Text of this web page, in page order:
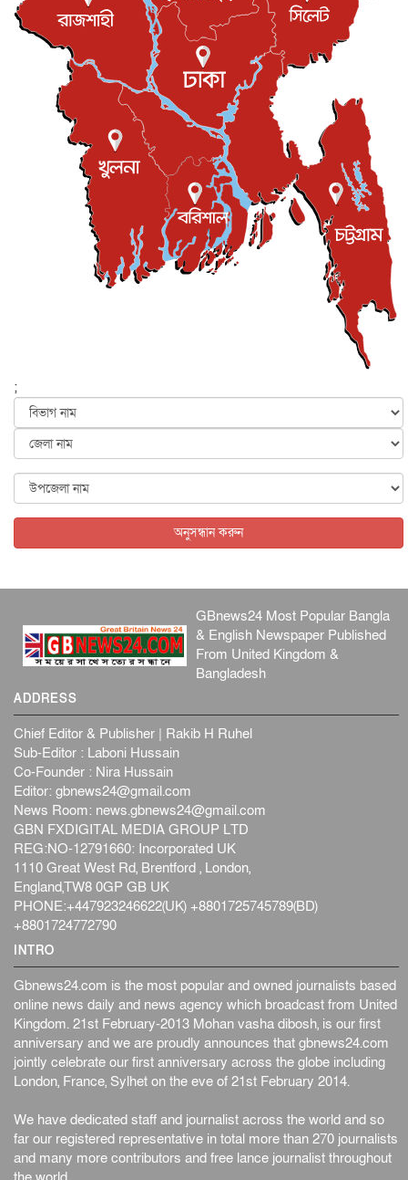
বিনোদন ৮ আগস্ট, ২০২৬
রিয়ালকে ‘না’ বলা রদ্রির জন্য বার্সার কাছে কত চাইল ম্যানসিটি
খেলাধুলা
শিল্পকলায় চলচ্চিত্র উৎসব, বিনা মূল্যে দেখা যাবে ৬ সিনেমা
বিনোদন ৮ আগস্ট, ২০২৬
ইস্ট লন্ডন মসজিদের জুমার খুতবা : “কুরআন হোক জীবন দেখার
লেন্স...
ইসলাম ও জীবন ৭ আগস্ট, ২০২৬
সিলেটের কন্যা মোহিনী রশিদ এনওয়াইপিডির উচ্চপদস্থ কর্মকর্তা
দেশজুড়ে ৬ আগস্ট, ২০২৬
আজ থেকে সবার জন্য উন্মুক্ত জুলাই স্মৃতি জাদুঘর
৬ আগস্ট, ২০২৬
৬ আগস্ট, ২০২৬
জুলাইয়ের কৃতিত্ব নেওয়ার জন্য সবাই প্রতিযোগিতায় নেমেছে :
৬ আগস্ট, ২০২৬
৬ আগস্ট, ২০২৬
;
অনুসন্ধান করুন
GBnews24 Most Popular Bangla
& English Newspaper Published
From United Kingdom &
Bangladesh
ADDRESS
Chief Editor & Publisher | Rakib H Ruhel
Sub-Editor : Laboni Hussain
Co-Founder : Nira Hussain
Editor: gbnews24@gmail.com
News Room: news.gbnews24@gmail.com
GBN FXDIGITAL MEDIA GROUP LTD
REG:NO-12791660: Incorporated UK
1110 Great West Rd, Brentford , London,
England,TW8 0GP GB UK
PHONE:+447923246622(UK) +8801725745789(BD)
+8801724772790
INTRO
Gbnews24.com is the most popular and owned journalists based
online news daily and news agency which broadcast from United
Kingdom. 21st February-2013 Mohan vasha dibosh, is our first
anniversary and we are proudly announces that gbnews24.com
jointly celebrate our first anniversary across the globe including
London, France, Sylhet on the eve of 21st February 2014.
We have dedicated staff and journalist across the world and so
far our registered representative in total more than 270 journalists
and many more contributors and free lance journalist throughout